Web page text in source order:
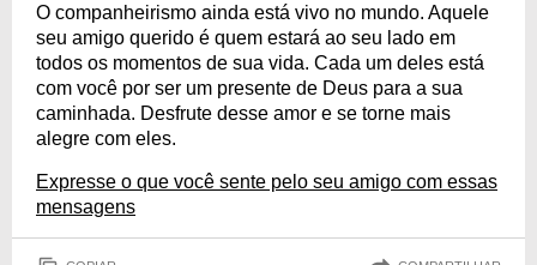
O companheirismo ainda está vivo no mundo. Aquele
seu amigo querido é quem estará ao seu lado em
todos os momentos de sua vida. Cada um deles está
com você por ser um presente de Deus para a sua
caminhada. Desfrute desse amor e se torne mais
alegre com eles.
Expresse o que você sente pelo seu amigo com essas
mensagens